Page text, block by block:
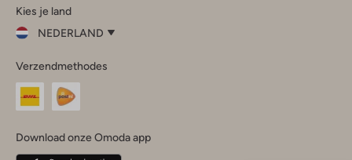
InstagramFacebook
Kies je land
NEDERLAND
je
land
Nederland
Belgique(Français)
Verzendmethodes
Download onze Omoda app